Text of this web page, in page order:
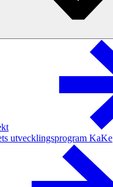
utvecklingsprogram KaKe